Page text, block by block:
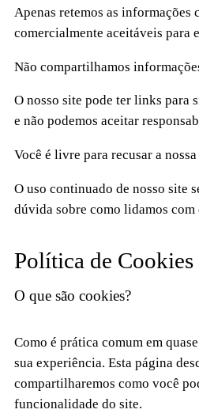
Apenas retemos as
comercialmente aceitáveis ​​para
Não compartilhamos
O nosso site pode ter links para
e não podemos aceitar
Você é livre para recusar a
O uso continuado de nosso site
dúvida sobre como lidamos com
Política de Cookies
O que são cookies?
Como é prática comum em
sua experiência. Esta página
compartilharemos como você
funcionalidade do site.